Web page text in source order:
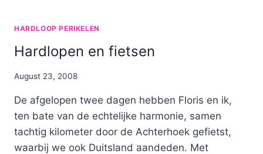
HARDLOOP PERIKELEN
Hardlopen en fietsen
By
August 23, 2008
De afgelopen twee dagen hebben Floris en ik,
ten bate van de echtelijke harmonie, samen
tachtig kilometer door de Achterhoek gefietst,
waarbij we ook Duitsland aandeden. Met